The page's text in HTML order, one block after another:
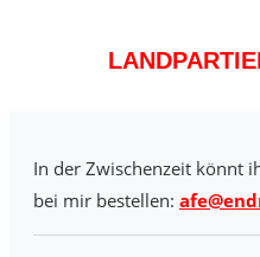
In der Zwischenzeit könnt
bei mir bestellen: